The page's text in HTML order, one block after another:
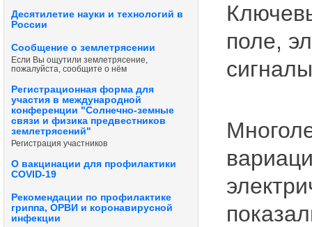
Десятилетие науки и технологий в
России
Сообщение о землетрясении
Если Вы ощутили землетрясение,
пожалуйста, сообщите о нём
Регистрационная форма для
участия в международной
конференции "Солнечно-земные
связи и физика предвестников
землетрясений"
Регистрация участников
О вакцинации для профилактики
COVID-19
Рекомендации по профилактике
гриппа, ОРВИ и коронавирусной
инфекции
поле,